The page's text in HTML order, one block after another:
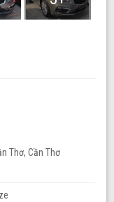
Thơ, Cần Thơ